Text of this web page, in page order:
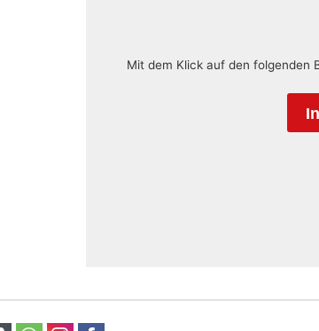
Mit dem Klick auf den folgenden